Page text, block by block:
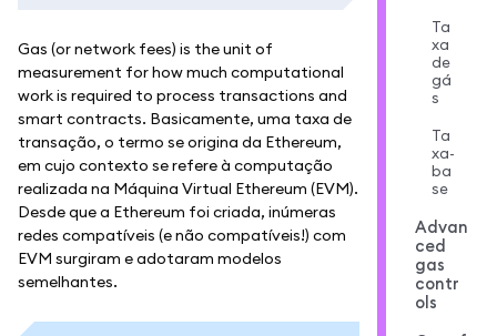
Gas (or network fees) is the unit of
measurement for how much computational
work is required to process transactions and
smart contracts. Basicamente, uma taxa de
transação, o termo se origina da Ethereum,
em cujo contexto se refere à computação
realizada na Máquina Virtual Ethereum (EVM).
Desde que a Ethereum foi criada, inúmeras
redes compatíveis (e não compatíveis!) com
EVM surgiram e adotaram modelos
semelhantes.
Ta
xa
de
gá
s
Ta
xa-
ba
se
Advan
ced
gas
contr
ols